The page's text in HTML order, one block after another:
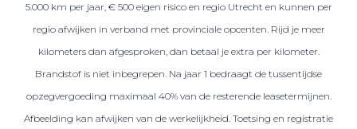
5.000 km per jaar, € 500 eigen risico en regio Utrecht en kunnen per
regio afwijken in verband met provinciale opcenten. Rijd je meer
kilometers dan afgesproken, dan betaal je extra per kilometer.
Brandstof is niet inbegrepen. Na jaar 1 bedraagt de tussentijdse
opzegvergoeding maximaal 40% van de resterende leasetermijnen.
Afbeelding kan afwijken van de werkelijkheid. Toetsing en registratie